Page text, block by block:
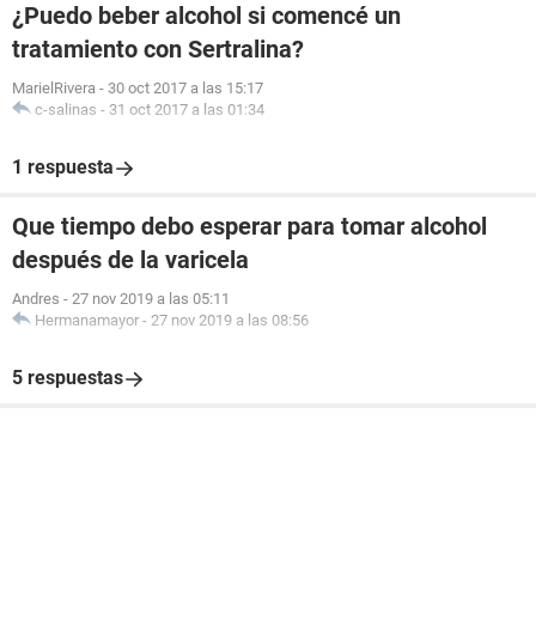
¿Puedo beber alcohol si comencé un
tratamiento con Sertralina?
MarielRivera - 30 oct 2017 a las 15:17
c-salinas - 31 oct 2017 a las 01:34
1 respuesta
Que tiempo debo esperar para tomar alcohol
después de la varicela
Andres - 27 nov 2019 a las 05:11
Hermanamayor - 27 nov 2019 a las 08:56
5 respuestas